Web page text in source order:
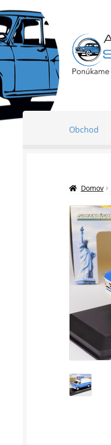
Preskočiť
na
navigáciu
Preskočiť
na
obsah
Obchod
Domov